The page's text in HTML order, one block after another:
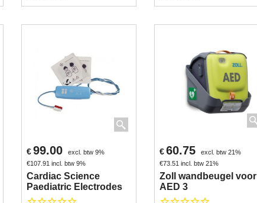
€99.00
excl. btw 9%
€107.91 incl. btw 9%
Cardiac Science
Paediatric Electrodes
€60.75
excl. btw 21%
€73.51 incl. btw 21%
Zoll wandbeugel voor
AED 3